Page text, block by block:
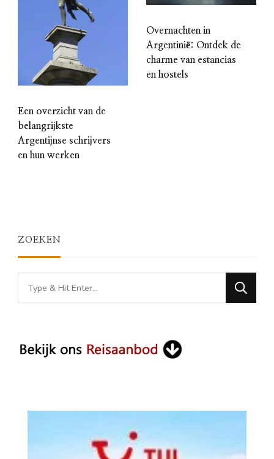
Een overzicht van de
belangrijkste
Argentijnse schrijvers
en hun werken
Overnachten in
Argentinië: Ontdek de
charme van estancias
en hostels
ZOEKEN
Looking
for